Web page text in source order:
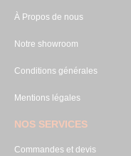
À Propos de nous
Notre showroom
Conditions générales
Mentions légales
NOS SERVICES
Commandes et devis